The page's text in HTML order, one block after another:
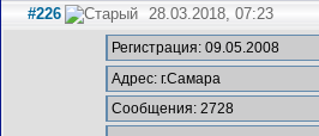
#226 28.03.2018, 07:23
Регистрация: 09.05.2008
Адрес: г.Самара
Сообщения: 2728